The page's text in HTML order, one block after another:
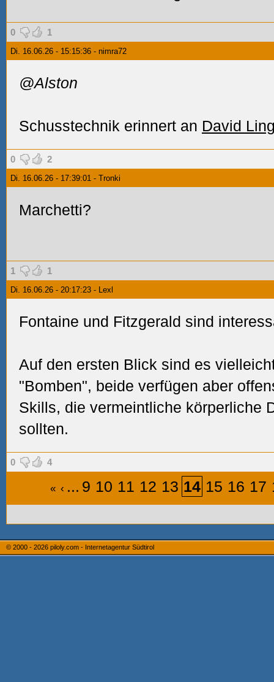
0 1
Di. 16.06.26 - 15:15:36 - nimra72
@Alston
Schusstechnik erinnert an David
0 2
Di. 16.06.26 - 17:39:01 - Tronki
Marchetti?
1 1
Di. 16.06.26 - 20:17:23 - Lexl
Fontaine und Fitzgerald sind
Auf den ersten Blick sind es
"Bomben", beide verfügen aber
Skills, die vermeintliche körperliche
sollten.
0 4
« ‹ ... 9 10 11 12 13 14 15 16 17
© 2000 - 2026 piloly.com - Internetagentur Südtirol